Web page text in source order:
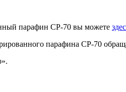
парафин СР-70 вы можете
парафина СР-70